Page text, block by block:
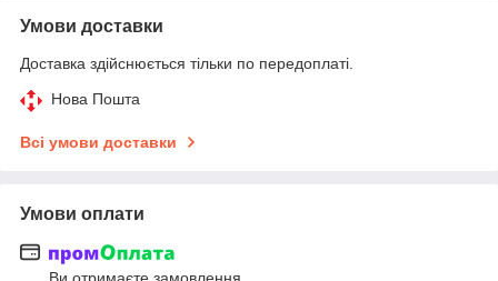
Умови доставки
Доставка здійснюється тільки по передоплаті.
Нова Пошта
Всі умови доставки
Умови оплати